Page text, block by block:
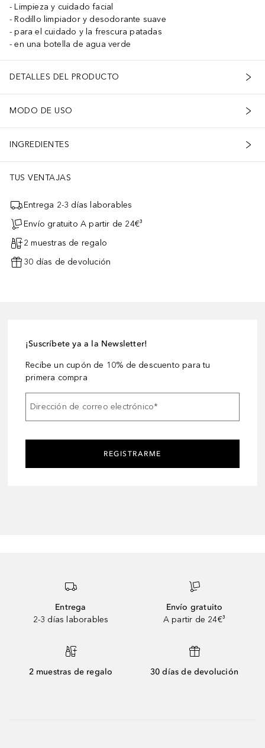
Limpieza y cuidado facial
Rodillo limpiador y desodorante suave
para el cuidado y la frescura patadas
en una botella de agua verde
DETALLES DEL PRODUCTO
MODO DE USO
INGREDIENTES
TUS VENTAJAS
Entrega 2-3 días laborables
Envío gratuito A partir de 24€³
2 muestras de regalo
30 días de devolución
¡Suscríbete ya a la Newsletter!
Recibe un cupón de 10% de descuento para tu
primera compra
Dirección de correo electrónico*
REGISTRARME
Entrega
2-3 días laborables
Envío gratuito
A partir de 24€³
2 muestras de regalo 30 días de devolución